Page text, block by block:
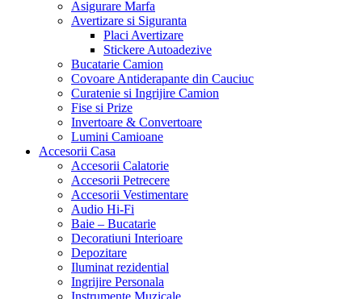
Asigurare Marfa
Avertizare si Siguranta
Placi Avertizare
Stickere Autoadezive
Bucatarie Camion
Covoare Antiderapante din Cauciuc
Curatenie si Ingrijire Camion
Fise si Prize
Invertoare & Convertoare
Lumini Camioane
Accesorii Casa
Accesorii Calatorie
Accesorii Petrecere
Accesorii Vestimentare
Audio Hi-Fi
Baie – Bucatarie
Decoratiuni Interioare
Depozitare
Iluminat rezidential
Ingrijire Personala
Instrumente Muzicale